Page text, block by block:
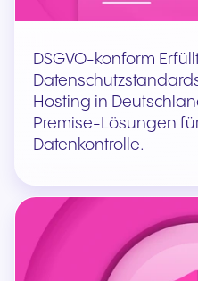
DSGVO-konform
Hosting in
Premise-Lösungen
Datenkontrolle.